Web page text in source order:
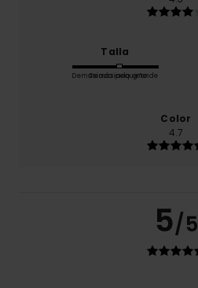
Talla
Demasiado pequeño
Demasiado grande
Color
4.7
5/5